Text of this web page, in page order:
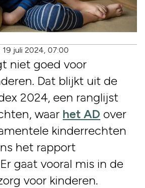
19 juli 2024, 07:00
niet goed voor
Dat blijkt uit de
2024, een ranglijst
waar het AD over
kinderrechten
het rapport
gaat vooral mis in de
voor kinderen.